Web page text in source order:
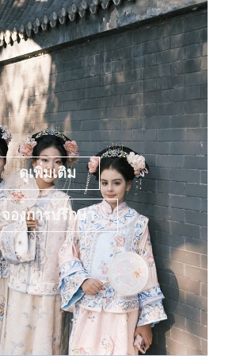
ดูเพิ่มเติม
จองการปรึกษา